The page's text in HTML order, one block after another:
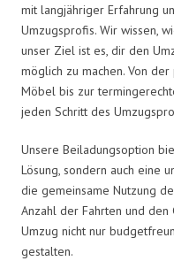
mit langjähriger Erfahrung
Umzugsprofis. Wir wissen,
unser Ziel ist es, dir den
möglich zu machen. Von
Möbel bis zur
jeden Schritt des
Unsere Beiladungsoption
Lösung, sondern auch eine
die gemeinsame Nutzung
Anzahl der Fahrten und den
Umzug nicht nur
gestalten.